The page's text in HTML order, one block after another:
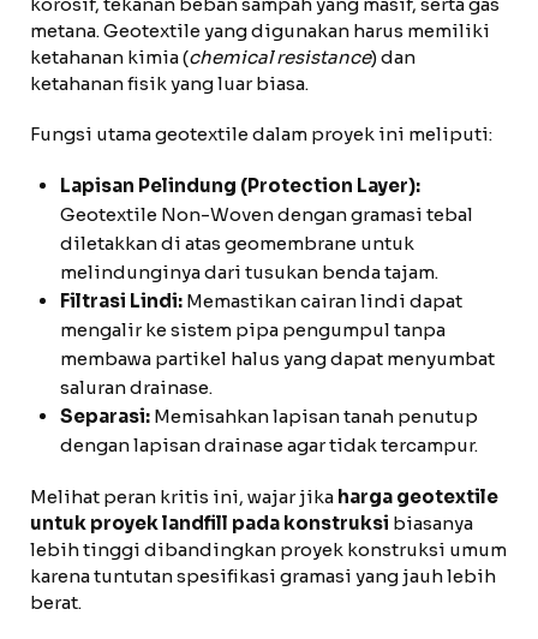
metana. Geotextile yang digunakan harus memiliki
ketahanan kimia (chemical resistance) dan
ketahanan fisik yang luar biasa.
Fungsi utama geotextile dalam proyek ini meliputi:
Lapisan Pelindung (Protection Layer):
Geotextile Non-Woven dengan gramasi tebal
diletakkan di atas geomembrane untuk
melindunginya dari tusukan benda tajam.
Filtrasi Lindi: Memastikan cairan lindi dapat
mengalir ke sistem pipa pengumpul tanpa
membawa partikel halus yang dapat menyumbat
saluran drainase.
Separasi: Memisahkan lapisan tanah penutup
dengan lapisan drainase agar tidak tercampur.
Melihat peran kritis ini, wajar jika harga geotextile
untuk proyek landfill pada konstruksi biasanya
lebih tinggi dibandingkan proyek konstruksi umum
karena tuntutan spesifikasi gramasi yang jauh lebih
berat.